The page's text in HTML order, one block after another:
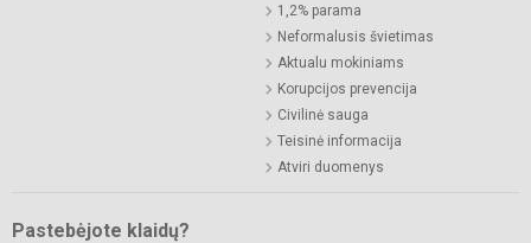
1,2% parama
Neformalusis švietimas
Aktualu mokiniams
Korupcijos prevencija
Civilinė sauga
Teisinė informacija
Atviri duomenys
Pastebėjote klaidų?